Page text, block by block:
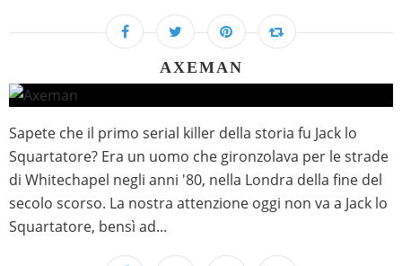
AXEMAN
Sapete che il primo serial killer della storia fu Jack lo
Squartatore? Era un uomo che gironzolava per le strade
di Whitechapel negli anni '80, nella Londra della fine del
secolo scorso. La nostra attenzione oggi non va a Jack lo
Squartatore, bensì ad...